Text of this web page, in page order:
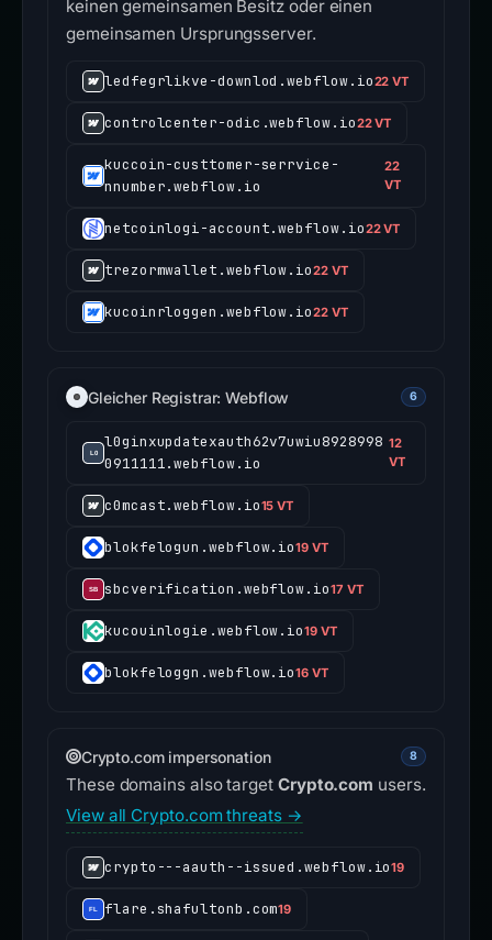
keinen gemeinsamen Besitz oder einen
gemeinsamen Ursprungsserver.
ledfegrlikve-downlod.webflow.io22 VT
controlcenter-odic.webflow.io22 VT
kuccoin-custtomer-serrvice-
nnumber.webflow.io
22
VT
netcoinlogi-account.webflow.io22 VT
trezormwallet.webflow.io22 VT
kucoinrloggen.webflow.io22 VT
Gleicher Registrar: Webflow 6
l0ginxupdatexauth62v7uwiu8928998
0911111.webflow.io
12
VT
c0mcast.webflow.io15 VT
blokfelogun.webflow.io19 VT
sbcverification.webflow.io17 VT
kucouinlogie.webflow.io19 VT
blokfeloggn.webflow.io16 VT
Crypto.com impersonation 8
These domains also target Crypto.com users.
View all Crypto.com threats →
crypto---aauth--issued.webflow.io19
flare.shafultonb.com19